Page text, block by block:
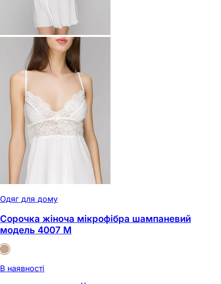
Одяг для дому
Сорочка жіноча мікрофібра шампаневий
модель 4007 M
В наявності